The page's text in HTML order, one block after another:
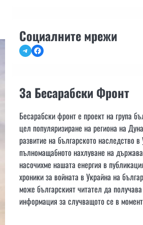
Социалните мрежи
TelegramFacebook
За Бесарабски Фронт
Бесарабски фронт е проект на група
цел популяризиране на региона на
развитие на българското наследство
пълномащабното нахлуване на
насочихме нашата енергия в
хроники за войната в Украйна на
може българският читател да
информация за случващото се в